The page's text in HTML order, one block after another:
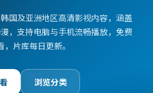
国及亚洲地区高清影视内容，涵盖
，支持电脑与手机流畅播放，免费
，片库每日更新。
浏览分类